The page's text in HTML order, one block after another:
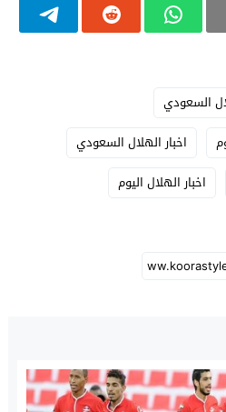
السعودي
اخبار الهلال السعودي
اخبار الهلال اليوم